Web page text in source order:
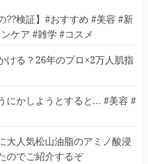
??検証】#おすすめ #美容 #新
ケア #雑学 #コスメ
ける？26年のプロ×2万人肌指
にかしようとすると… #美容 #
大人気松山油脂のアミノ酸浸
のでご紹介するぞ